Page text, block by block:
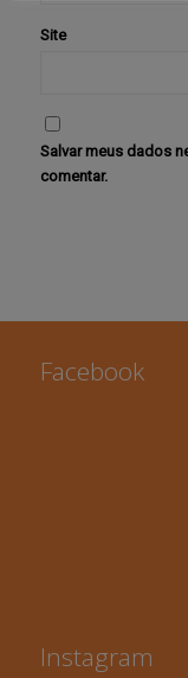
Site
Salvar meus dados
comentar.
Facebook
Instagram